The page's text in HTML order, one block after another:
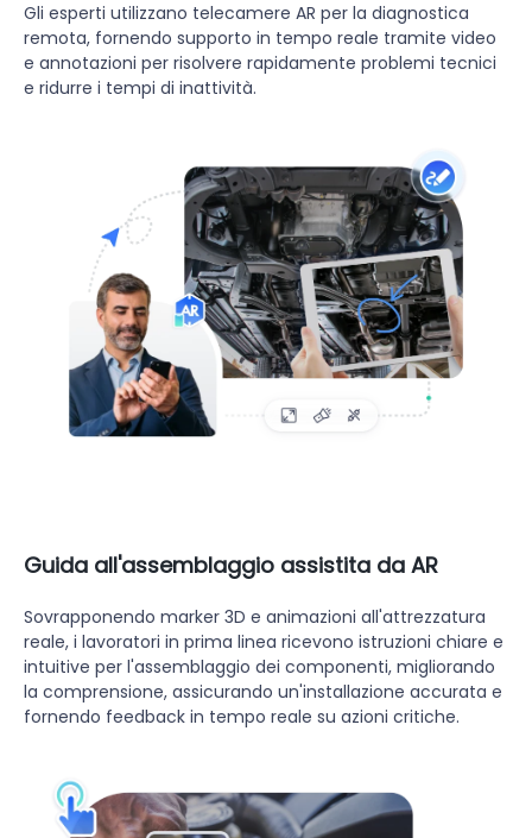
Gli esperti utilizzano telecamere AR per la diagnostica
remota, fornendo supporto in tempo reale tramite video
e annotazioni per risolvere rapidamente problemi tecnici
e ridurre i tempi di inattività.
Guida all'assemblaggio assistita da AR
Sovrapponendo marker 3D e animazioni all'attrezzatura
reale, i lavoratori in prima linea ricevono istruzioni chiare e
intuitive per l'assemblaggio dei componenti, migliorando
la comprensione, assicurando un'installazione accurata e
fornendo feedback in tempo reale su azioni critiche.